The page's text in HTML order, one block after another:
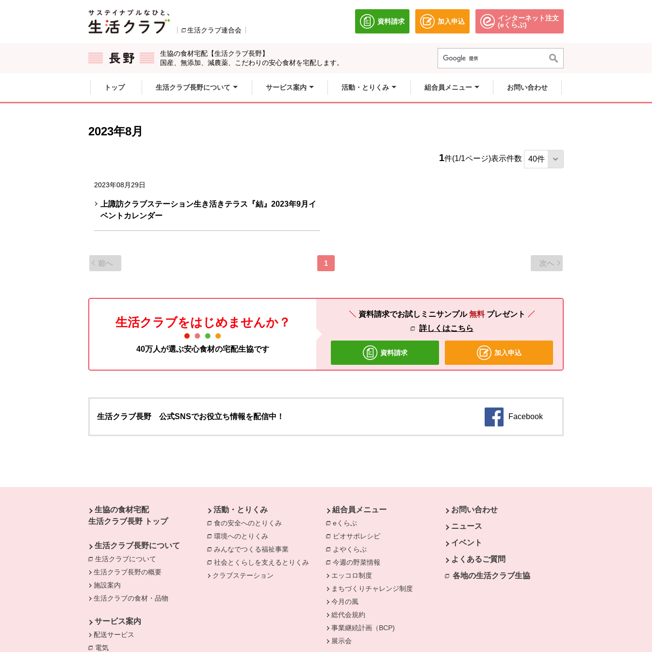
生活クラブ連合会
資料請求
別のウィンドウで開きます。
加入申込
別のウィンドウで開きます。
インターネット注文
(eくらぶ)別のウィンドウで開きます。
生協の食材宅配【生活クラブ長野】
国産、無添加、減農薬、こだわりの安心食材を宅配します。
ここからサイト内共通メニューです。
サイト内共通メニューをスキップする
トップ 生活クラブ長野について サービス案内 活動・とりくみ 組合員メニュー お問い合わせ
2023年8月
1件(1/1ページ)表示件数
2023年08月29日
上諏訪クラブステーション生き活きテラス『結』2023年9月イ
ベントカレンダー
前へ 1 次へ
生活クラブをはじめませんか？
40万人が選ぶ安心食材の宅配生協です
資料請求でお試しミニサンプル 無料 プレゼント
詳しくはこちら
資料請求 加入申込
生活クラブ長野 公式SNSでお役立ち情報を配信中！ Facebook
生協の食材宅配
生活クラブ長野 トップ
生活クラブ長野について
生活クラブについて
別のウィンドウで開きます。
生活クラブ長野の概要
施設案内
生活クラブの食材・品物
サービス案内
配送サービス
電気
活動・とりくみ
食の安全へのとりくみ 別のウィンドウで開きます。
環境へのとりくみ 別のウィンドウで開きます。
みんなでつくる福祉事業 別のウィンドウで開きます。
社会とくらしを支えるとりくみ 別のウィンドウで開きます。
クラブステーション
組合員メニュー
eくらぶ
ビオサポレシピ
よやくらぶ 別のウィンドウで開きます。
今週の野菜情報 別のウィンドウで開きます。
エッコロ制度
まちづくりチャレンジ制度
今月の風
総代会規約
事業継続計画（BCP)
展示会
お問い合わせ
ニュース
イベント
よくあるご質問
各地の生活クラブ生協